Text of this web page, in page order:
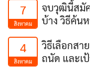
7
สิงหาคม
จบวุฒินี้สมัค
บ้าง วิธีค้น
4
สิงหาคม
วิธีเลือกสา
ถนัด และเ